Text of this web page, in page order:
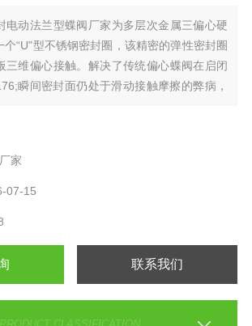
电动法兰型蝶阀厂家为多层次金属三偏心硬
个“U"型不锈钢密封圈，该精密的弹性密封圈
三维偏心接触。解决了传统偏心蝶阀在启闭
瞬间密封面仍处于滑动接触摩擦的弊病，
密封性能zuijia的目的。
家
07-15
联系我们